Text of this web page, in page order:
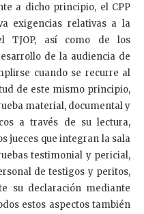
a dicho principio, el CPP
exigencias relativas a la
TJOP, así como de los
de la audiencia de
cuando se recurre al
de este mismo principio,
material, documental y
a través de su lectura,
jueces que integran la sala
testimonial y pericial,
de testigos y peritos,
su declaración mediante
estos aspectos también